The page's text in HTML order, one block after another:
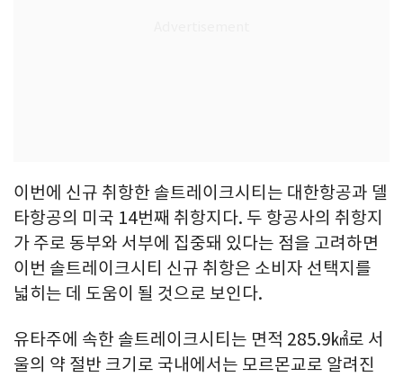
이번에 신규 취항한 솔트레이크시티는 대한항공과 델
타항공의 미국 14번째 취항지다. 두 항공사의 취항지
가 주로 동부와 서부에 집중돼 있다는 점을 고려하면
이번 솔트레이크시티 신규 취항은 소비자 선택지를
넓히는 데 도움이 될 것으로 보인다.
유타주에 속한 솔트레이크시티는 면적 285.9㎢로 서
울의 약 절반 크기로 국내에서는 모르몬교로 알려진